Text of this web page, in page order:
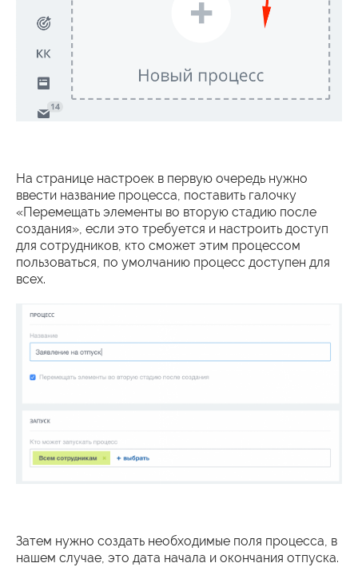
На странице настроек в первую очередь нужно
ввести название процесса, поставить галочку
«Перемещать элементы во вторую стадию после
создания», если это требуется и настроить доступ
для сотрудников, кто сможет этим процессом
пользоваться, по умолчанию процесс доступен для
всех.
Затем нужно создать необходимые поля процесса, в
нашем случае, это дата начала и окончания отпуска.